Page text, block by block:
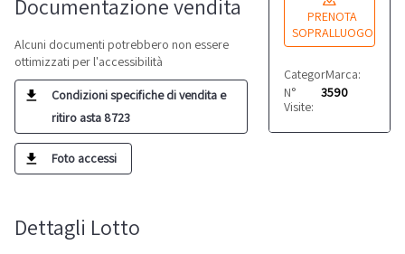
PRENOTA
SOPRALLUOGO
Categoria: Piegatrici
Marca:
N°
Visite:
3590
Documentazione vendita
Alcuni documenti potrebbero non essere
ottimizzati per l'accessibilità
Condizioni specifiche di vendita e
ritiro asta 8723
Foto accessi
Dettagli Lotto